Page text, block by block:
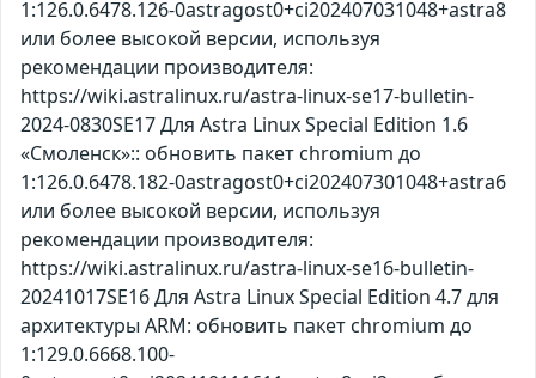
1:126.0.6478.126-0astragost0+ci202407031048+astra8
или более высокой версии, используя
рекомендации производителя:
https://wiki.astralinux.ru/astra-linux-se17-bulletin-
2024-0830SE17 Для Astra Linux Special Edition 1.6
«Смоленск»:: обновить пакет chromium до
1:126.0.6478.182-0astragost0+ci202407301048+astra6
или более высокой версии, используя
рекомендации производителя:
https://wiki.astralinux.ru/astra-linux-se16-bulletin-
20241017SE16 Для Astra Linux Special Edition 4.7 для
архитектуры ARM: обновить пакет chromium до
1:129.0.6668.100-